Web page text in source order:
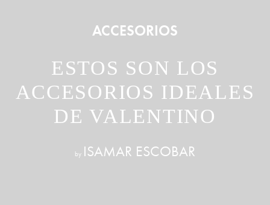
ACCESORIOS
ESTOS SON LOS
ACCESORIOS IDEALES
DE VALENTINO
by ISAMAR ESCOBAR